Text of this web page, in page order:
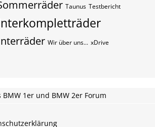
Taunus Testbericht
Wir über uns... xDrive
BMW 1er und BMW 2er Forum